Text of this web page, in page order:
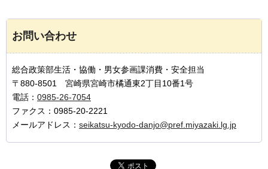
お問い合わせ
総合政策部生活・協働・男女参画課消費・安全担当
〒880-8501 宮崎県宮崎市橘通東2丁目10番1号
電話： 0985-26-7054
ファクス：0985-20-2221
メールアドレス： seikatsu-kyodo-danjo@pref.miyazaki.lg.jp